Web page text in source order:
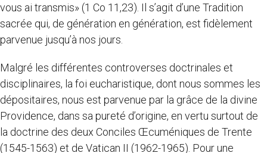
vous ai transmis» (1 Co 11,23). Il s’agit d’une Tradition
sacrée qui, de génération en génération, est fidèlement
parvenue jusqu’à nos jours.
Malgré les différentes controverses doctrinales et
disciplinaires, la foi eucharistique, dont nous sommes les
dépositaires, nous est parvenue par la grâce de la divine
Providence, dans sa pureté d’origine, en vertu surtout de
la doctrine des deux Conciles Œcuméniques de Trente
(1545-1563) et de Vatican II (1962-1965). Pour une